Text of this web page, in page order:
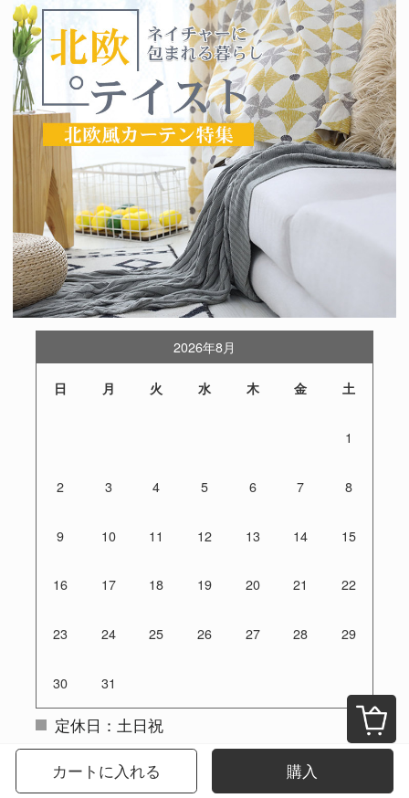
カートに入れる 購入
2026年8月
日 月 火 水 木 金 土
1
2 3 4 5 6 7 8
9 10 11 12 13 14 15
16 17 18 19 20 21 22
23 24 25 26 27 28 29
30 31
定休日：土日祝
ご注文は24時間受付けております